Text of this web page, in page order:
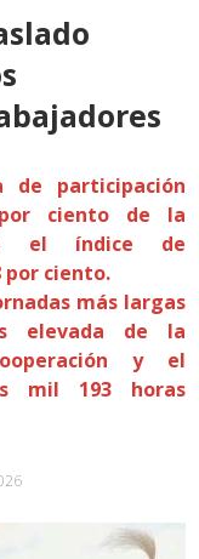
de participación
ciento de la
el índice de
por ciento.
más largas
elevada de la
y el
mil 193 horas